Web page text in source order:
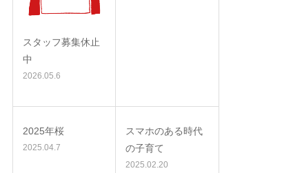
スタッフ募集休止
中
2026.05.6
2025年桜
2025.04.7
スマホのある時代
の子育て
2025.02.20